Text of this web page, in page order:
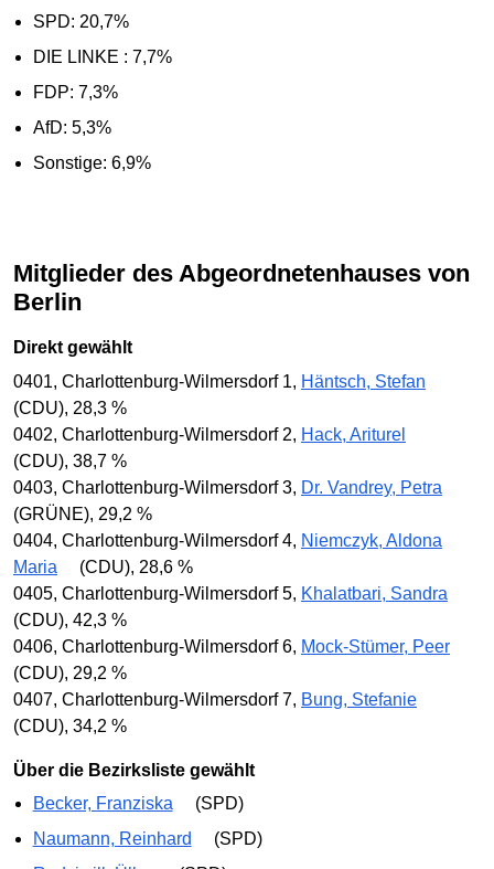
SPD: 20,7%
DIE LINKE : 7,7%
FDP: 7,3%
AfD: 5,3%
Sonstige: 6,9%
Mitglieder des Abgeordnetenhauses von
Berlin
Direkt gewählt
0401, Charlottenburg-Wilmersdorf 1, Häntsch, Stefan
(CDU), 28,3 %
0402, Charlottenburg-Wilmersdorf 2, Hack, Ariturel
(CDU), 38,7 %
0403, Charlottenburg-Wilmersdorf 3, Dr. Vandrey, Petra
(GRÜNE), 29,2 %
0404, Charlottenburg-Wilmersdorf 4, Niemczyk, Aldona
Maria
(CDU), 28,6 %
0405, Charlottenburg-Wilmersdorf 5, Khalatbari, Sandra
(CDU), 42,3 %
0406, Charlottenburg-Wilmersdorf 6, Mock-Stümer, Peer
(CDU), 29,2 %
0407, Charlottenburg-Wilmersdorf 7, Bung, Stefanie
(CDU), 34,2 %
Über die Bezirksliste gewählt
Becker, Franziska
(SPD)
Naumann, Reinhard
(SPD)